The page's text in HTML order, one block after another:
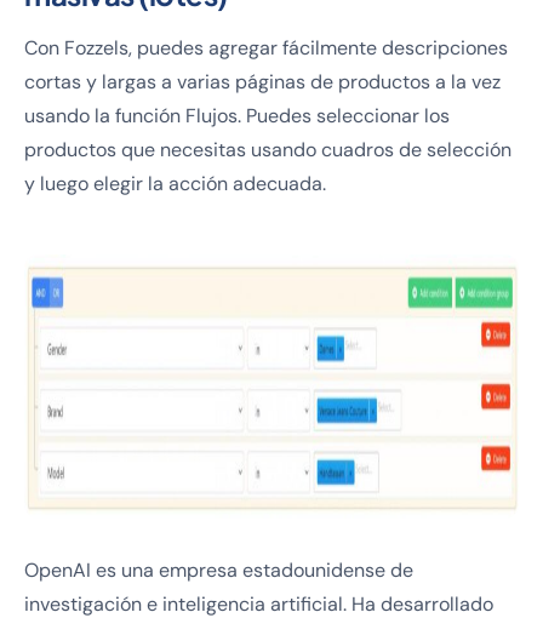
Con Fozzels, puedes agregar fácilmente descripciones
cortas y largas a varias páginas de productos a la vez
usando la función Flujos. Puedes seleccionar los
productos que necesitas usando cuadros de selección
y luego elegir la acción adecuada.
OpenAI es una empresa estadounidense de
investigación e inteligencia artificial. Ha desarrollado